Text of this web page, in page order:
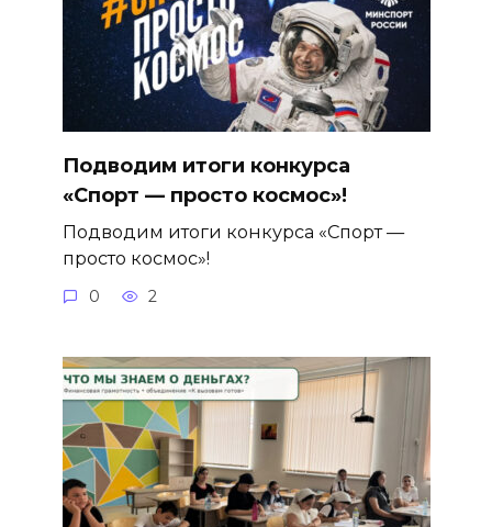
Подводим итоги конкурса
«Спорт — просто космос»!
Подводим итоги конкурса «Спорт —
просто космос»!
0 2